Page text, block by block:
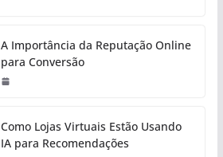
A Importância da Reputação Online
para Conversão
Como Lojas Virtuais Estão Usando
IA para Recomendações